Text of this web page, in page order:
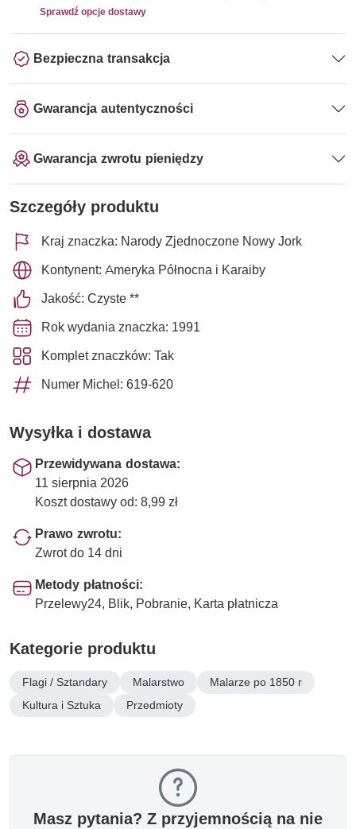
Sprawdź opcje dostawy
Bezpieczna transakcja
Gwarancja autentyczności
Gwarancja zwrotu pieniędzy
Szczegóły produktu
Kraj znaczka: Narody Zjednoczone Nowy Jork
Kontynent: Ameryka Północna i Karaiby
Jakość: Czyste **
Rok wydania znaczka: 1991
Komplet znaczków: Tak
Numer Michel: 619-620
Wysyłka i dostawa
Przewidywana dostawa:
11 sierpnia 2026
Koszt dostawy od: 8,99 zł
Prawo zwrotu:
Zwrot do 14 dni
Metody płatności:
Przelewy24, Blik, Pobranie, Karta płatnicza
Kategorie produktu
Flagi / Sztandary Malarstwo
Malarze po 1850 r
Kultura i Sztuka
Przedmioty
Masz pytania? Z przyjemnością na nie